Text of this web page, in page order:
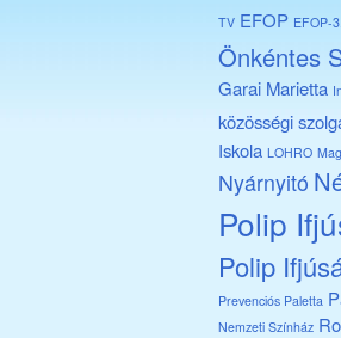
TV EFOP EFOP-
Önkéntes
Garai Marietta
közösségi
Iskola LOHRO
Nyárnyitó
Polip
Polip
Prevenciós Paletta
Nemzeti Színház